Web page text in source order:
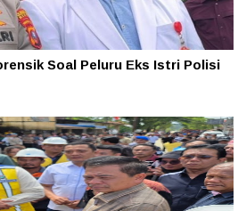
Soal Peluru Eks Istri Polisi